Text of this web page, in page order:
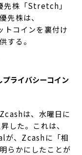
先株「Stretch」
先株は、
コインを裏付け
する。
ライバシーコイン
は、水曜日に
した。これは、
、Zcashに「相
らかにしたことが